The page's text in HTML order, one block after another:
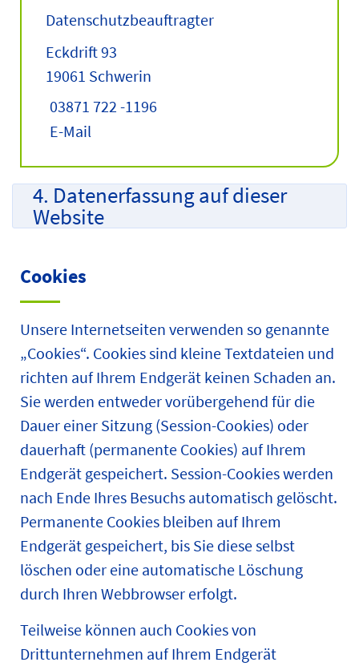
Datenschutzbeauftragter
Eckdrift 93
19061 Schwerin
03871 722 -1196
E-Mail
4. Datenerfassung auf dieser
Website
Cookies
Unsere Internetseiten verwenden so genannte
„Cookies“. Cookies sind kleine Textdateien und
richten auf Ihrem Endgerät keinen Schaden an.
Sie werden entweder vorübergehend für die
Dauer einer Sitzung (Session-Cookies) oder
dauerhaft (permanente Cookies) auf Ihrem
Endgerät gespeichert. Session-Cookies werden
nach Ende Ihres Besuchs automatisch gelöscht.
Permanente Cookies bleiben auf Ihrem
Endgerät gespeichert, bis Sie diese selbst
löschen oder eine automatische Löschung
durch Ihren Webbrowser erfolgt.
Teilweise können auch Cookies von
Drittunternehmen auf Ihrem Endgerät